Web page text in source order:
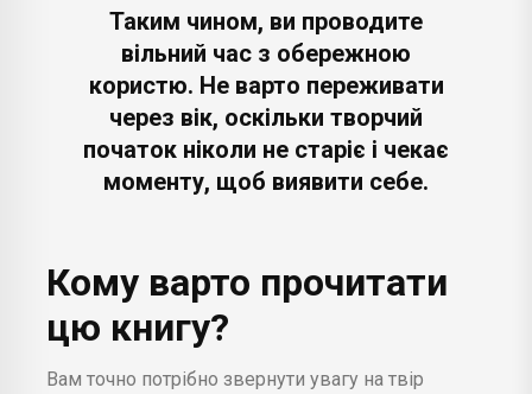
Таким чином, ви проводите
вільний час з обережною
користю. Не варто переживати
через вік, оскільки творчий
початок ніколи не старіє і чекає
моменту, щоб виявити себе.
Кому варто прочитати
цю книгу?
Вам точно потрібно звернути увагу на твір